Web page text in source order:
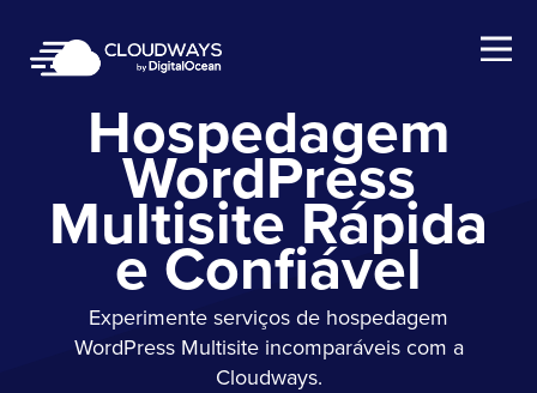
Open Nav
Hospedagem
WordPress
Multisite Rápida
e Confiável
Experimente serviços de hospedagem
WordPress Multisite incomparáveis com a
Cloudways.